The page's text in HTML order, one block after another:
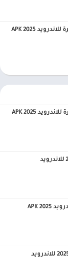
تنزيل لعبه Candy Crush Soda Saga مهكرة للاندرويد APK 2025